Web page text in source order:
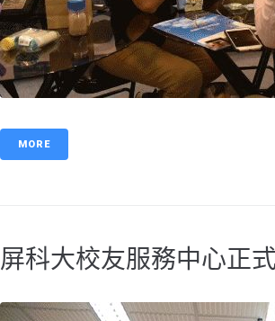
MORE
屏科大校友服務中心正